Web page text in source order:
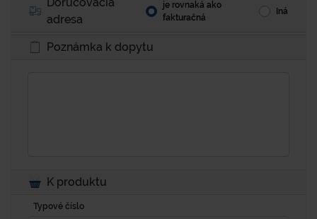
adresa
je rovnaká ako
fakturačná
Iná
Poznámka k dopytu
K produktu
Typové číslo